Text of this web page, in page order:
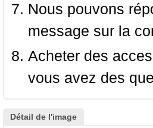
Nous pouvons
message sur la
Acheter des
vous avez des
Détail de l'image